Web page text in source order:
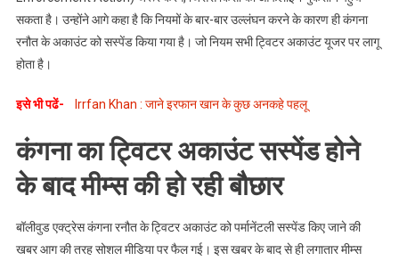
सकता है। उन्होंने आगे कहा है कि नियमों के बार-बार उल्लंघन करने के कारण ही कंगना
रनौत के अकाउंट को सस्पेंड किया गया है। जो नियम सभी ट्विटर अकाउंट यूजर पर लागू
होता है।
इसे भी पढें- Irrfan Khan : जाने इरफान खान के कुछ अनकहे पहलू
कंगना का ट्विटर अकाउंट सस्पेंड होने
के बाद मीम्स की हो रही बौछार
बॉलीवुड एक्ट्रेस कंगना रनौत के ट्विटर अकाउंट को पर्मानेंटली सस्पेंड किए जाने की
खबर आग की तरह सोशल मीडिया पर फैल गई। इस खबर के बाद से ही लगातार मीम्स